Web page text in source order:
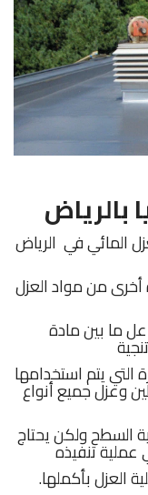
بالرياض
المائي في الرياض
أخرى من مواد العزل
ما بين مادة
التي يتم استخدامها
وعزل جميع أنواع
السطح ولكن يحتاج
عملية تنفيذه
العزل بأكملها.